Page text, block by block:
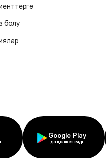
болу
Google Play
-да қолжетімді